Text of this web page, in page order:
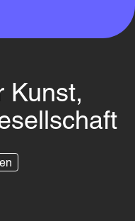
Kunst,